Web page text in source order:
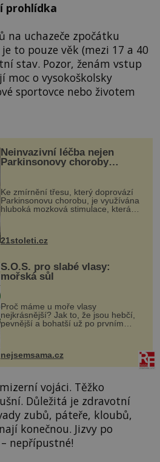
prohlídka
na uchazeče zpočátku
to pouze věk (mezi 17 a 40
stav. Pozor, ženám vstup
moc o vysokoškolsky
sportovce nebo životem
Neinvazivní léčba nejen
Parkinsonovy choroby
Ke zmírnění třesu, který doprovází
Parkinsonovu chorobu, je využívána
hluboká mozková stimulace, která
však vyžaduje vysoce invazivní
k dostatečně přesnému zacílení ...
21stoleti.cz
S.O.S. pro slabé vlasy:
mořská sůl
Proč máme u moře vlasy
nejkrásnější? Jak to, že jsou hebčí,
pevnější a bohatší už po prvním
vlasy. ...
nejsemsama.cz
vojáci. Těžko
Důležitá je zdravotní
zubů, páteře, kloubů,
konečnou. Jizvy po
nepřípustné!